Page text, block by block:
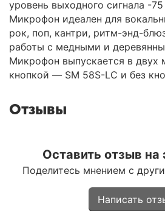
уровень выходного сигнала -
Микрофон идеален для
рок, поп, кантри, ритм-энд-
работы с медными и
Микрофон выпускается в двух
кнопкой — SM 58S-LC и без
Отзывы
Оставить отзыв на
Поделитесь мнением с
Написать